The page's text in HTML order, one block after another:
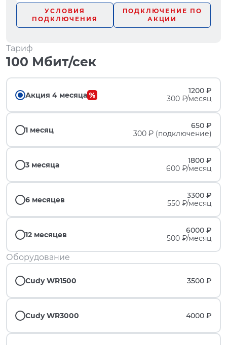
УСЛОВИЯ
ПОДКЛЮЧЕНИЯ
ПОДКЛЮЧЕНИЕ ПО
АКЦИИ
Тариф
100 Мбит/сек
Акция 4 месяца
1200 ₽
300 ₽/месяц
1 месяц
650 ₽
300 ₽ (подключение)
3 месяца
1800 ₽
600 ₽/месяц
6 месяцев
3300 ₽
550 ₽/месяц
12 месяцев
6000 ₽
500 ₽/месяц
Оборудование
Cudy WR1500 3500 ₽
Cudy WR3000 4000 ₽